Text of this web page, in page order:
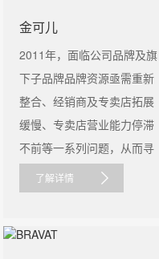
金可儿
2011年，面临公司品牌及旗
下子品牌品牌资源亟需重新
整合、经销商及专卖店拓展
缓慢、专卖店营业能力停滞
不前等一系列问题，从而寻
求与......
了解详情